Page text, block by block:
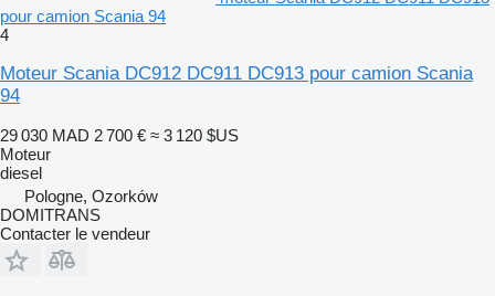
pour camion Scania 94
4
Moteur Scania DC912 DC911 DC913 pour camion Scania
94
29 030 MAD 2 700 € ≈ 3 120 $US
Moteur
diesel
Pologne, Ozorków
DOMITRANS
Contacter le vendeur